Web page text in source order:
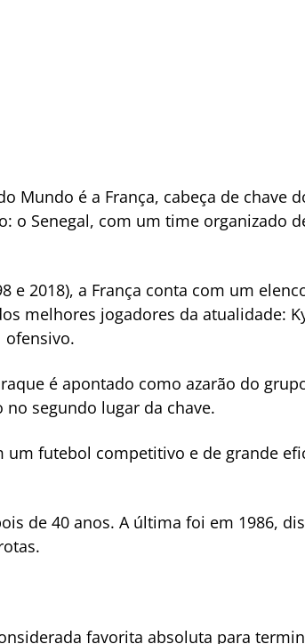
Mundo é a França, cabeça de chave
o Senegal, com um time organizado
e 2018), a França conta com um
melhores jogadores da atualidade:
ofensivo.
é apontado como azarão do
segundo lugar da chave.
futebol competitivo e de grande
de 40 anos. A última foi em 1986,
favorita absoluta para